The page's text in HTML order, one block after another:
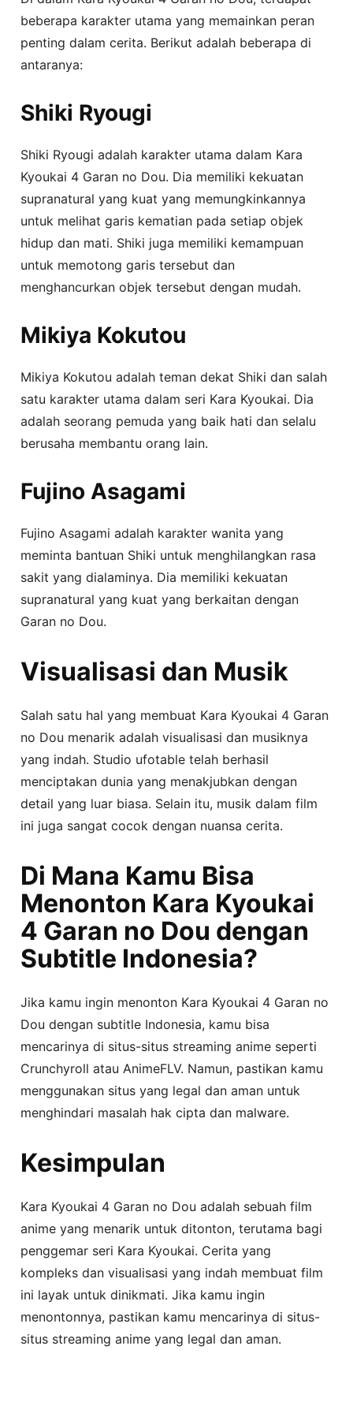
beberapa karakter utama yang memainkan peran
penting dalam cerita. Berikut adalah beberapa di
antaranya:
Shiki Ryougi
Shiki Ryougi adalah karakter utama dalam Kara
Kyoukai 4 Garan no Dou. Dia memiliki kekuatan
supranatural yang kuat yang memungkinkannya
untuk melihat garis kematian pada setiap objek
hidup dan mati. Shiki juga memiliki kemampuan
untuk memotong garis tersebut dan
menghancurkan objek tersebut dengan mudah.
Mikiya Kokutou
Mikiya Kokutou adalah teman dekat Shiki dan salah
satu karakter utama dalam seri Kara Kyoukai. Dia
adalah seorang pemuda yang baik hati dan selalu
berusaha membantu orang lain.
Fujino Asagami
Fujino Asagami adalah karakter wanita yang
meminta bantuan Shiki untuk menghilangkan rasa
sakit yang dialaminya. Dia memiliki kekuatan
supranatural yang kuat yang berkaitan dengan
Garan no Dou.
Visualisasi dan Musik
Salah satu hal yang membuat Kara Kyoukai 4 Garan
no Dou menarik adalah visualisasi dan musiknya
yang indah. Studio ufotable telah berhasil
menciptakan dunia yang menakjubkan dengan
detail yang luar biasa. Selain itu, musik dalam film
ini juga sangat cocok dengan nuansa cerita.
Di Mana Kamu Bisa
Menonton Kara Kyoukai
4 Garan no Dou dengan
Subtitle Indonesia?
Jika kamu ingin menonton Kara Kyoukai 4 Garan no
Dou dengan subtitle Indonesia, kamu bisa
mencarinya di situs-situs streaming anime seperti
Crunchyroll atau AnimeFLV. Namun, pastikan kamu
menggunakan situs yang legal dan aman untuk
menghindari masalah hak cipta dan malware.
Kesimpulan
Kara Kyoukai 4 Garan no Dou adalah sebuah film
anime yang menarik untuk ditonton, terutama bagi
penggemar seri Kara Kyoukai. Cerita yang
kompleks dan visualisasi yang indah membuat film
ini layak untuk dinikmati. Jika kamu ingin
menontonnya, pastikan kamu mencarinya di situs-
situs streaming anime yang legal dan aman.